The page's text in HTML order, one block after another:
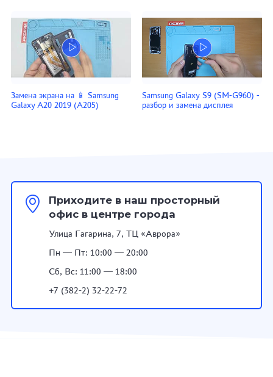
Замена экрана на 📱 Samsung
Galaxy A20 2019 (A205)
Samsung Galaxy S9 (SM-G960) -
разбор и замена дисплея
Приходите в наш просторный
офис в центре города
Улица Гагарина, 7, ТЦ «Аврора»
Пн — Пт: 10:00 — 20:00
Сб, Вс: 11:00 — 18:00
+7 (382-2) 32-22-72